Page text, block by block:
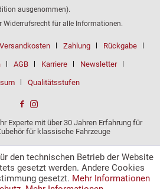
ausgenommen).
Widerrufsrecht für alle Informationen.
Versandkosten Zahlung Rückgabe
AGB Karriere Newsletter
Qualitätsstufen
Experte mit über 30 Jahren Erfahrung für
für klassische Fahrzeuge
den technischen Betrieb der Website
gesetzt werden. Andere Cookies
gesetzt. Mehr Informationen